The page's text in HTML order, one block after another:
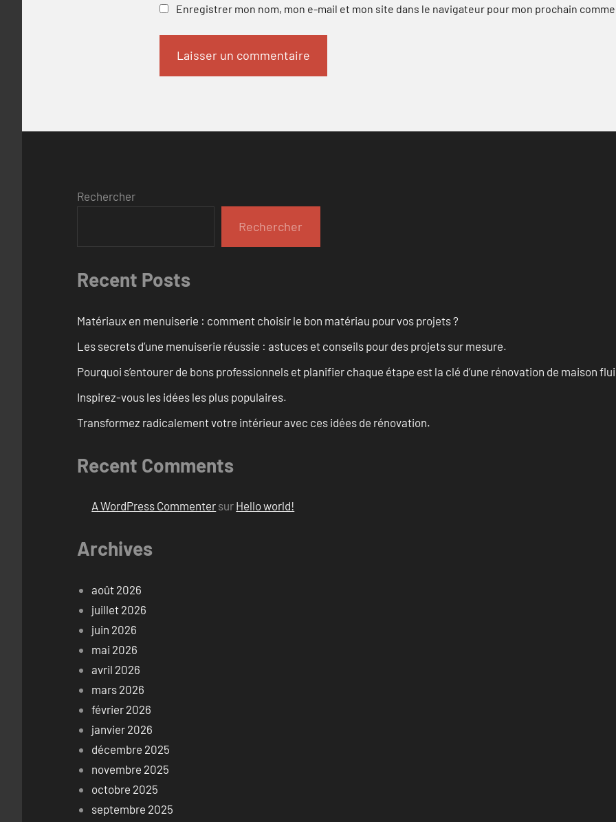
Enregistrer mon nom, mon e-mail et mon site dans le navigateur pour mon prochain
Rechercher
Rechercher
Recent Posts
Matériaux en menuiserie : comment choisir le bon matériau pour vos projets ?
Les secrets d’une menuiserie réussie : astuces et conseils pour des projets sur mesure.
Pourquoi s’entourer de bons professionnels et planifier chaque étape est la clé d’une rénovation de maison
Inspirez-vous les idées les plus populaires.
Transformez radicalement votre intérieur avec ces idées de rénovation.
Recent Comments
A WordPress Commenter sur Hello world!
Archives
août 2026
juillet 2026
juin 2026
mai 2026
avril 2026
mars 2026
février 2026
janvier 2026
décembre 2025
novembre 2025
octobre 2025
septembre 2025